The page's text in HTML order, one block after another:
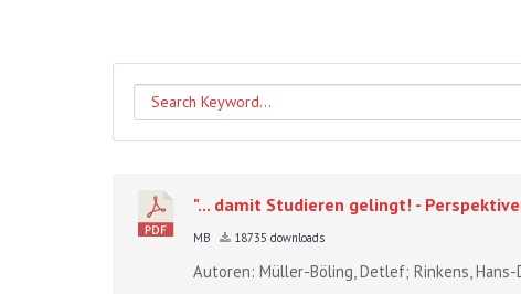
"... damit Studieren gelingt! -
MB
18735 downloads
Autoren: Müller-Böling, Detlef; Rinkens, Hans-